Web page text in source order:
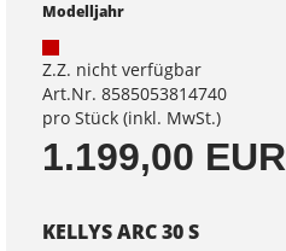
Modelljahr
Z.Z. nicht verfügbar
Art.Nr. 8585053814740
pro Stück (inkl. MwSt.)
1.199,00 EUR
KELLYS ARC 30 S